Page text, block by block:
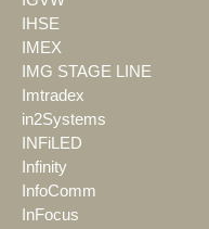
IHSE
IMEX
IMG STAGE LINE
Imtradex
in2Systems
INFiLED
Infinity
InfoComm
InFocus